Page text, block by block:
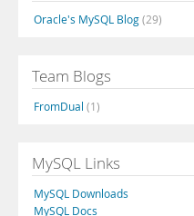
Oracle's MySQL Blog(29)
Team Blogs
FromDual (1)
MySQL Links
MySQL Downloads
MySQL Docs